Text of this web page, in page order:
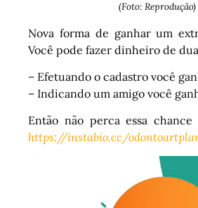
(Foto: Reprodução)
Nova forma de ganhar um
Você pode fazer dinheiro de
– Efetuando o cadastro você
– Indicando um amigo você
Então não perca essa
https://instabio.cc/
Tocador
de